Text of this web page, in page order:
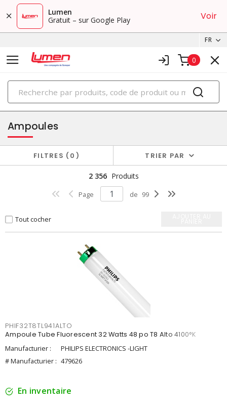
Lumen
Gratuit – sur Google Play
Voir
FR
0
PRODUITS
éclairage
Ampoules
FILTRES 0 TRIER PAR
2 356 Produits
Page de 99
Tout cocher
PHIF32T8TL941ALTO
Ampoule Tube Fluorescent 32 Watts 48 po T8 Alto 4100°K
Manufacturier :
PHILIPS ELECTRONICS -LIGHT
# Manufacturier : 479626
En inventaire